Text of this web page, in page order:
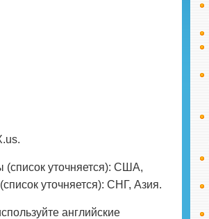
(список уточняется): США,
уточняется): СНГ, Азия.
английские